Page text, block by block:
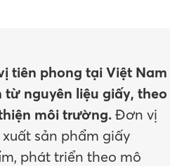
tiên phong tại Việt Nam
nguyên liệu giấy, theo
môi trường. Đơn vị
sản phẩm giấy
phát triển theo mô